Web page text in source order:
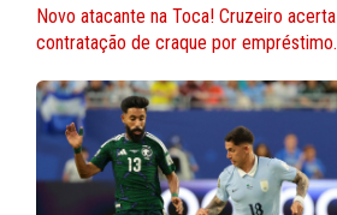
Novo atacante na Toca! Cruzeiro acerta
contratação de craque por empréstimo.